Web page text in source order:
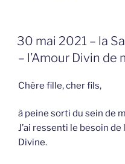
GEPLAATST
OP
30 mai 2021 – la
– l’Amour Divin de
Chère fille, cher fils,
à peine sorti du sein de
J’ai ressenti le besoin
Divine.